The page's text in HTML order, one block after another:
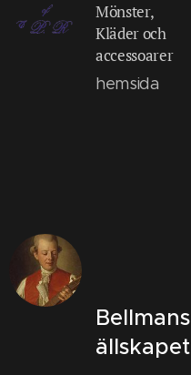
Mönster,
Kläder och
accessoarer
hemsida
Bellmans
ällskapet